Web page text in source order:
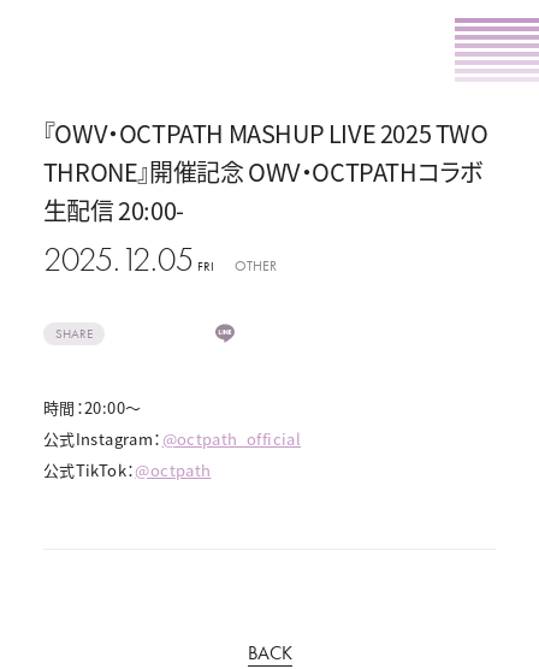
『OWV・OCTPATH MASHUP LIVE 2025 TWO
THRONE』開催記念 OWV・OCTPATHコラボ
生配信 20:00-
2025.12.05 FRI OTHER
SHARE
時間：20:00～
公式Instagram： @octpath_official
公式TikTok：@octpath
BACK